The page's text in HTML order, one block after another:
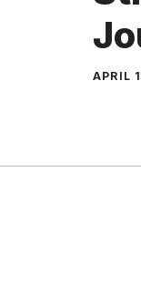
APRIL